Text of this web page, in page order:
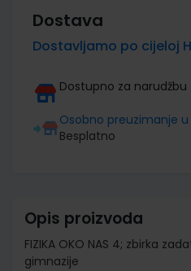
Dostava
Dostavljamo po cijeloj
Dostupno za narudžbu
Osobno preuzimanje u
Besplatno
Opis proizvoda
FIZIKA OKO NAS 4; zbirka
gimnazije